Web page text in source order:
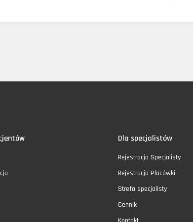
Dla specjalistów
Rejestracja Specjalisty
Rejestracja Placówki
Strefa specjalisty
Cennik